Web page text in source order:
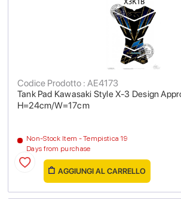
Tank Pad Kawasaki Style X-3 Design
H=24cm/W=17cm
Codice Prodotto : AE4173
Non-Stock Item - Tempistica 19
Days from purchase
AGGIUNGI AL CARRELLO